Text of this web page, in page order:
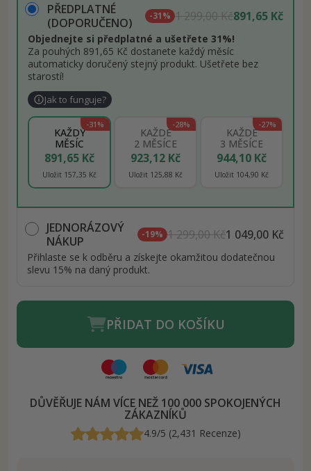
PŘEDPLATNÉ
(DOPORUČENO)
-31% 1 299,00 Kč891,65 Kč
Objednejte si předplatné a ušetřete 31%!
Za pouhých 891,65 Kč dostanete každý měsíc
automaticky doručený stejný produkt. Ušetřete bez
starostí!
Jak to funguje?
-31%
KAŽDÝ
MĚSÍC
891,65 Kč
Uložit 157,35 Kč
-28%
KAŽDÉ
2 MĚSÍCE
923,12 Kč
Uložit 125,88 Kč
-27%
KAŽDÉ
3 MĚSÍCE
944,10 Kč
Uložit 104,90 Kč
JEDNORÁZOVÝ
NÁKUP
-19% 1 299,00 Kč1 049,00 Kč
Přihlaste se k odběru a získejte okamžitou dodatečnou
slevu 15% na daný produkt.
PŘIDAT DO KOŠÍKU
DŮVĚŘUJE NÁM VÍCE NEŽ 100 000 SPOKOJENÝCH
ZÁKAZNÍKŮ
4.9/5 (2,431 Recenze)